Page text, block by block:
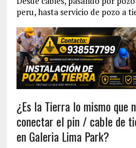
peru, hasta servicio de pozo a
¿Es la Tierra lo mismo que
conectar el pin / cable de
en Galeria Lima Park?